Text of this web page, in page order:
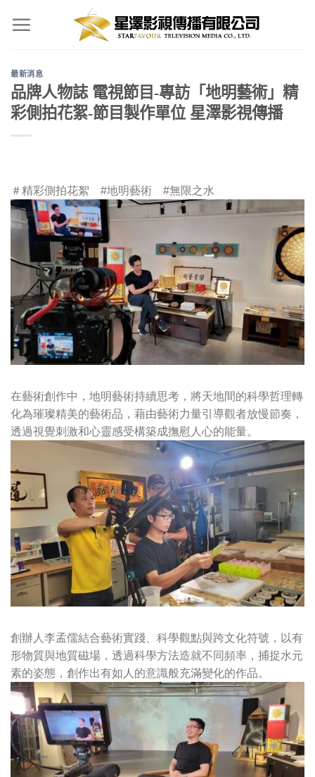
最新消息
品牌人物誌 電視節目-專訪「地明藝術」精
彩側拍花絮-節目製作單位 星澤影視傳播
＃精彩側拍花絮 #地明藝術 #無限之水
在藝術創作中，地明藝術持續思考，將天地間的科學哲理轉
化為璀璨精美的藝術品，藉由藝術力量引導觀者放慢節奏，
透過視覺刺激和心靈感受構築成撫慰人心的能量。
創辦人李孟儒結合藝術實踐、科學觀點與跨文化符號，以有
形物質與地質磁場，透過科學方法造就不同頻率，捕捉水元
素的姿態，創作出有如人的意識般充滿變化的作品。